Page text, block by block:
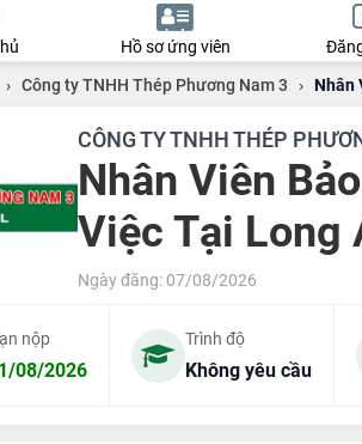
Hồ sơ ứng viên
› Công ty TNHH Thép Phương Nam 3 › Nhân
CÔNG TY TNHH THÉP
Nhân Viên
Việc Tại Long
Ngày đăng: 07/08/2026
nộp
08/2026
Trình độ
Không yêu cầu